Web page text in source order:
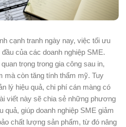
cạnh tranh ngày nay, việc tối ưu
của các doanh nghiệp SME.
trọng trong gia công sau in,
mà còn tăng tính thẩm mỹ. Tuy
lý hiệu quả, chi phí cán màng có
viết này sẽ chia sẻ những phương
quả, giúp doanh nghiệp SME giảm
chất lượng sản phẩm, từ đó nâng